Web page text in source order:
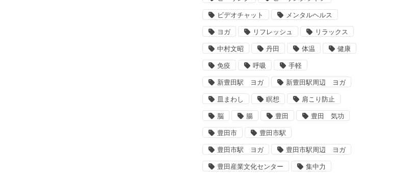
ビデオチャット メンタルヘルス
ヨガ リフレッシュ リラックス
中村文昭 丹田 体温 健康
免疫 呼吸 手軽
新豊田駅 ヨガ 新豊田駅周辺 ヨガ
皿まわし 瞑想 肩こり防止
脳 腸 豊田 豊田 気功
豊田市 豊田市駅
豊田市駅 ヨガ 豊田市駅周辺 ヨガ
豊田産業文化センター 集中力